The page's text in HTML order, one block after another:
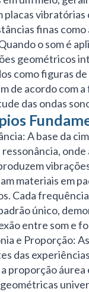
placas
finas como
o som é
geométricos
como figuras de
de acordo com
das ondas
A base da
onde
materiais em
Cada
único,
entre som e
e Proporção:
das
proporção áurea